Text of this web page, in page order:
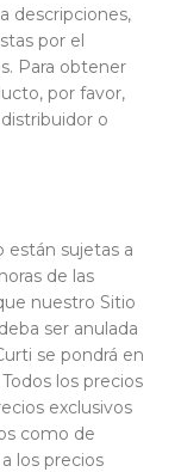
descripciones,
por el
Para obtener
por favor,
o
están sujetas a
de las
nuestro Sitio
ser anulada
se pondrá en
los precios
exclusivos
como de
los precios